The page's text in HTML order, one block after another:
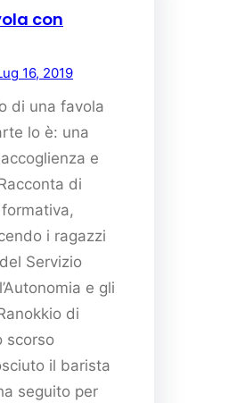
con
16, 2019
di una favola
lo è: una
e
di
formativa,
i ragazzi
Servizio
e gli
di
scorso
il barista
seguito per